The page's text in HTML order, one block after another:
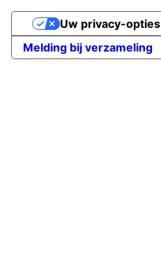
Melding bij verzameling
Uw privacy-opties